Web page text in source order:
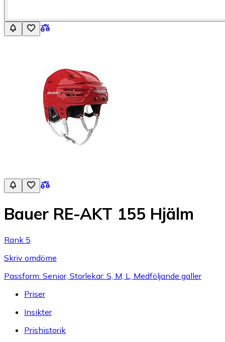
Bauer RE-AKT 155 Hjälm
Rank 5
Skriv omdöme
Passform: Senior, Storlekar: S, M, L, Medföljande galler
Priser
Insikter
Prishistorik